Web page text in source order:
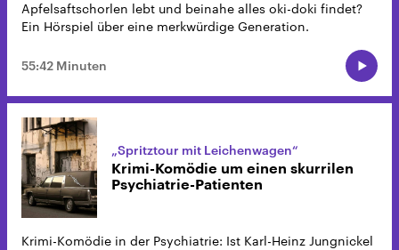
Apfelsaftschorlen lebt und beinahe alles oki-doki findet?
Ein Hörspiel über eine merkwürdige Generation.
55:42 Minuten
„Spritztour mit Leichenwagen“
Krimi-Komödie um einen skurrilen
Psychiatrie-Patienten
Krimi-Komödie in der Psychiatrie: Ist Karl-Heinz Jungnickel